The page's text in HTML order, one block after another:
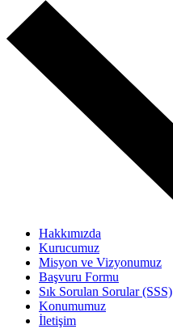
Hakkımızda
Kurucumuz
Misyon ve Vizyonumuz
Başvuru Formu
Sık Sorulan Sorular (SSS)
Konumumuz
İletişim